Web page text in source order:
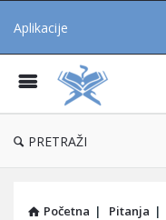
Aplikacije
PRETRAŽI
Početna | Pitanja |